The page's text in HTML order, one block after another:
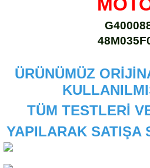
ÜRÜNÜMÜZ
TÜM TESTLERİ
YAPILARAK SATIŞA